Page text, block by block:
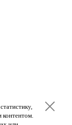
контентом.
контентом.
контентом.